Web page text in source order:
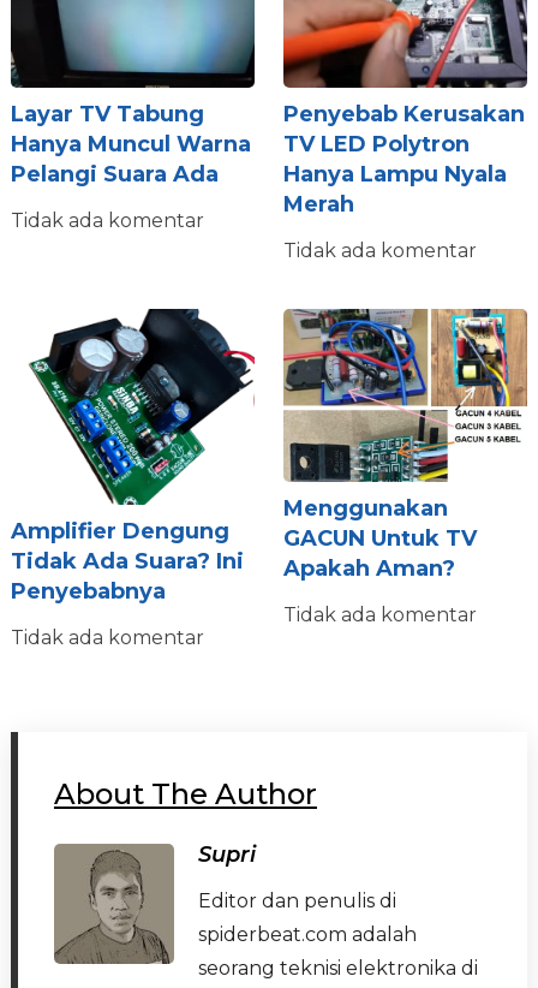
Layar TV Tabung
Hanya Muncul Warna
Pelangi Suara Ada
Tidak ada komentar
Penyebab Kerusakan
TV LED Polytron
Hanya Lampu Nyala
Merah
Tidak ada komentar
Amplifier Dengung
Tidak Ada Suara? Ini
Penyebabnya
Tidak ada komentar
Menggunakan
GACUN Untuk TV
Apakah Aman?
Tidak ada komentar
About The Author
Supri
Editor dan penulis di
spiderbeat.com adalah
seorang teknisi elektronika di